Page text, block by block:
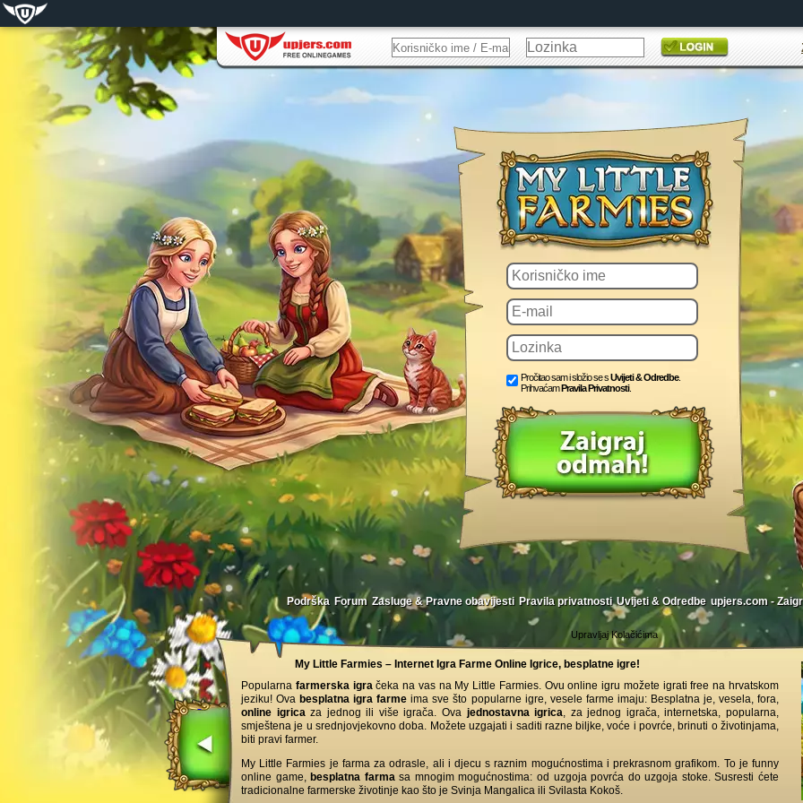
Pročitao sam i složio se sUvijeti & Odredbe.
PrihvaćamPravila Privatnosti.
My Little Farmies – Internet Igra Farme Online Igrice, besplatne igre!
Popularna farmerska igračeka na vas na My Little Farmies. Ovu online igru možete igrati free na hrvatskom
jeziku! Ova besplatna igra farme ima sve što popularne igre, vesele farme imaju: Besplatna je, vesela, fora,
online igricaza jednog ili više igrača. Ova jednostavna igrica, za jednog igrača, internetska, popularna,
smještena je u srednjovjekovno doba. Možete uzgajati i saditi razne biljke, voće i povrće, brinuti o životinjama,
biti pravi farmer.
My Little Farmies je farma za odrasle, ali i djecu s raznim mogućnostima i prekrasnom grafikom. To je funny
online game, besplatna farmasa mnogim mogućnostima: od uzgoja povrća do uzgoja stoke. Susresti ćete
tradicionalne farmerske životinje kao što je Svinja Mangalica ili Svilasta Kokoš.
Podrška Forum Zasluge & Pravne obavijesti Pravila privatnosti Uvijeti & Odredbe upjers.com -
Upravljaj Kolačićima